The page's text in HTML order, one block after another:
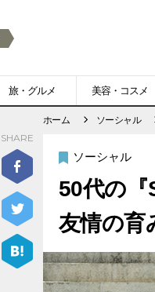
旅・グルメ 美容・コスメ
ホーム ソーシャル
ソーシャル
50代の
友情の育
SHARE